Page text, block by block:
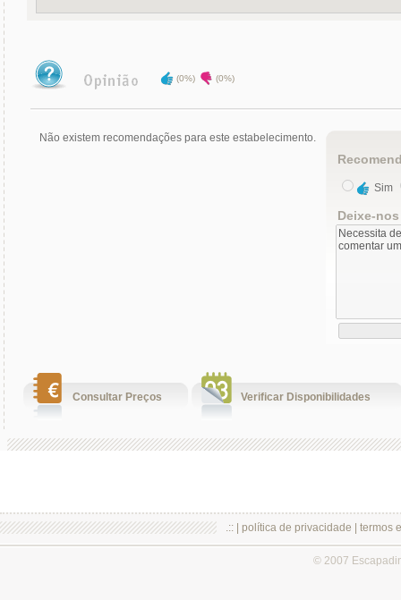
(0%) (0%)
Não existem recomendações para este estabelecimento.
Sim
Deixe-
Consultar Preços Verificar Disponibilidades
.:: | política de privacidade termos
© 2007